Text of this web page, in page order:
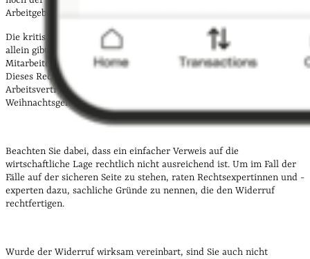
Arbeitgeber besonders teuer.
Die kritische wirtschaftliche Lage aufgrund der Corona-Pandemie
allein gibt Ihnen als Arbeitgeber aber noch nicht das Recht, Ihren
Mitarbeiterinnen und Mitarbeitern das Weihnachtsgeld zu streichen.
Dieses Recht können Sie nur dann geltend machen, wenn Sie im
Arbeitsvertrag einen
Weihnachtsgeldes festgeschrieben haben.
Beachten Sie dabei, dass ein einfacher Verweis auf die
wirtschaftliche Lage rechtlich nicht ausreichend ist. Um im Fall der
Fälle auf der sicheren Seite zu stehen, raten Rechtsexpertinnen und -
experten dazu, sachliche Gründe zu nennen, die den Widerruf
rechtfertigen.
Wurde der Widerruf wirksam vereinbart, sind Sie auch nicht